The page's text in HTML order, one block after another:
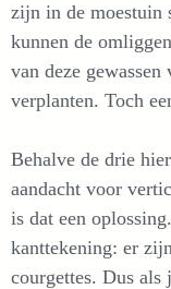
zijn in de moestuin
kunnen de
van deze
verplanten. Toch
Behalve de drie
aandacht voor
is dat een
kanttekening: er
courgettes. Dus